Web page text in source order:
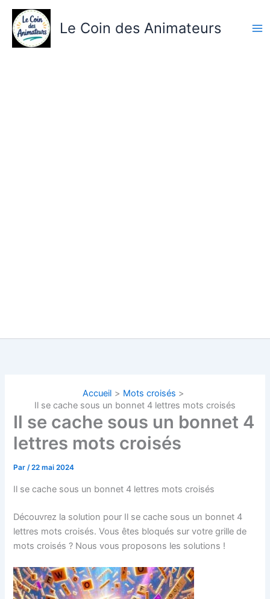
Aller
contenu
Le Coin des Animateurs
Accueil
Mots croisés
Il se cache sous un bonnet 4 lettres mots croisés
Il se cache sous un bonnet 4
lettres mots croisés
Par/22 mai 2024
Il se cache sous un bonnet 4 lettres mots croisés
Découvrez la solution pour Il se cache sous un bonnet 4
lettres mots croisés. Vous êtes bloqués sur votre grille de
mots croisés ? Nous vous proposons les solutions !